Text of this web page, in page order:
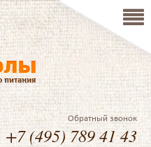
Обратный звонок
+7 (495) 789 41 43